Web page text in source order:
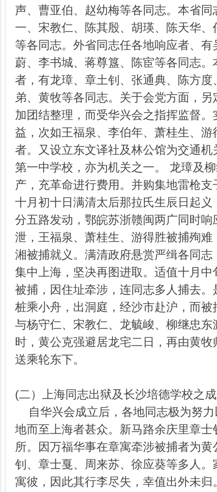
声、曹亚伯、赵幼梅等各同志。本省
一、宋教仁、陈其殷、胡瑛、陈天华
等各同志。外省同志任各地响应者、
蔚、李书城、蒋尊簋、陈宦等各同志
者，有龙璋、章土钊、张通典、陈方
弟、黄牧等各同志。关于会党方面，
加团结整理，而受华兴会之指挥监督
益，次如王福泉、李伯年、萧桂生、
者。又设立东文译社及林公馆为交通
第一中学校，亦为机关之一。 龙璋及
产，充革命进行费用。并购集地雷枪
十月初十日满清太后那拉氏生辰日起
分五路发动，鄂皖苏浙赣闽两广同时
泄，王福泉、萧桂生、游得胜被捕殉
湘被捕就义。满清政府悬赏严缉各同
集中上海，坚决再图进取。适值十月
被捕，因住址牵涉，连同志多人捕去
桩乘小舟，出洞庭，经沙市赴沪，而
与杨守仁、宋教仁、龙毓峻、柳继忠
时，黄公克强避居龙宅二日，再由黄
送乘轮东下。
(二）上海同志出狱及长沙培德学校之
自华兴会成立后，各地同志极为努力
地而至上海者甚众。新马路余庆里章
所。因万福华事在章寓牵涉被捕者为
钊、章士戛、周来苏、徐应葵等多人
寓彼，因此其行李尽失，幸值出外未